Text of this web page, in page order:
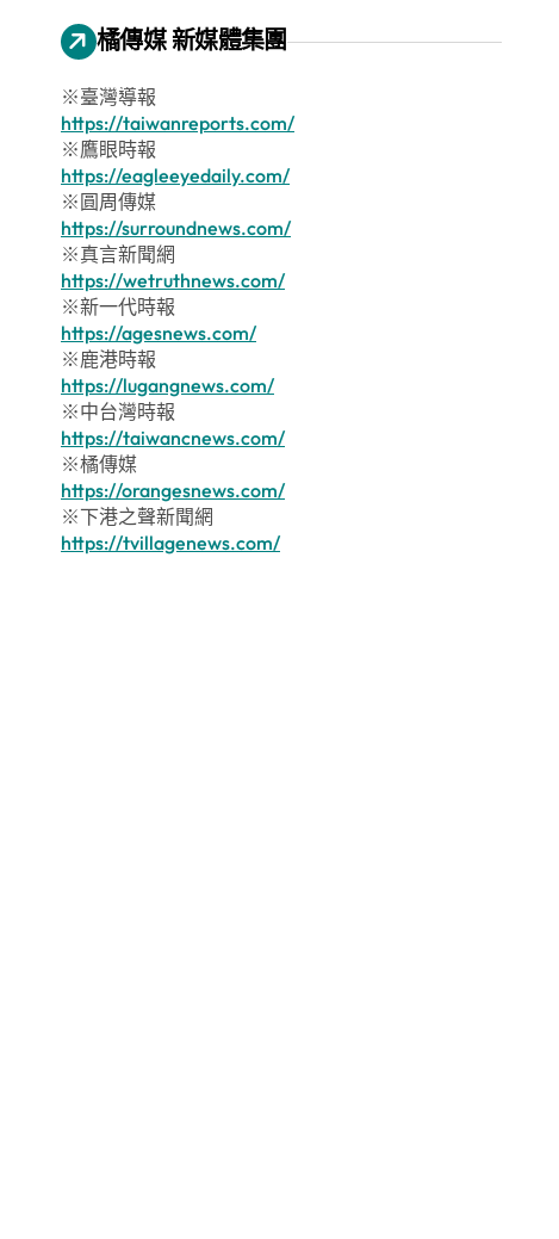
橘傳媒 新媒體集團
※臺灣導報
https://taiwanreports.com/
※鷹眼時報
https://eagleeyedaily.com/
※圓周傳媒
https://surroundnews.com/
※真言新聞網
https://wetruthnews.com/
※新一代時報
https://agesnews.com/
※鹿港時報
https://lugangnews.com/
※中台灣時報
https://taiwancnews.com/
※橘傳媒
https://orangesnews.com/
※下港之聲新聞網
https://tvillagenews.com/